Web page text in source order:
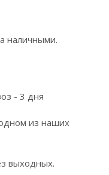
наличными.
- 3 дня
из наших
выходных.